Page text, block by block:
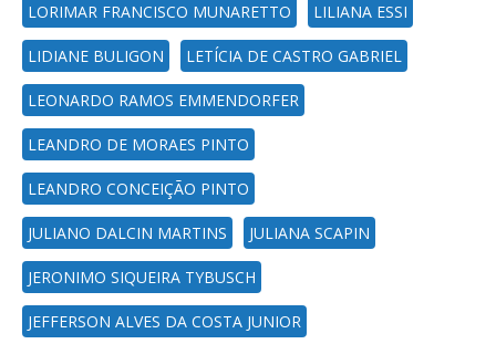
LORIMAR FRANCISCO MUNARETTO LILIANA ESSI
LIDIANE BULIGON LETÍCIA DE CASTRO GABRIEL
LEONARDO RAMOS EMMENDORFER
LEANDRO DE MORAES PINTO
LEANDRO CONCEIÇÃO PINTO
JULIANO DALCIN MARTINS JULIANA SCAPIN
JERONIMO SIQUEIRA TYBUSCH
JEFFERSON ALVES DA COSTA JUNIOR